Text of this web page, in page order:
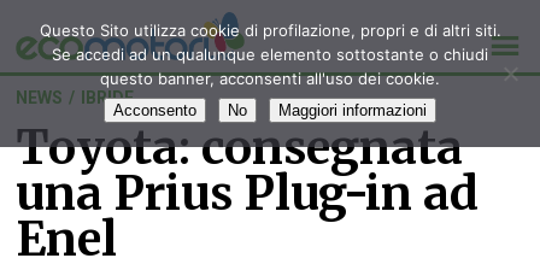
NEWS / IBRIDE
Toyota: consegnata
una Prius Plug-in ad
Enel
Questo Sito utilizza cookie di profilazione, propri e di altri siti.
Se accedi ad un qualunque elemento sottostante o chiudi
questo banner, acconsenti all'uso dei cookie.
Acconsento No Maggiori informazioni